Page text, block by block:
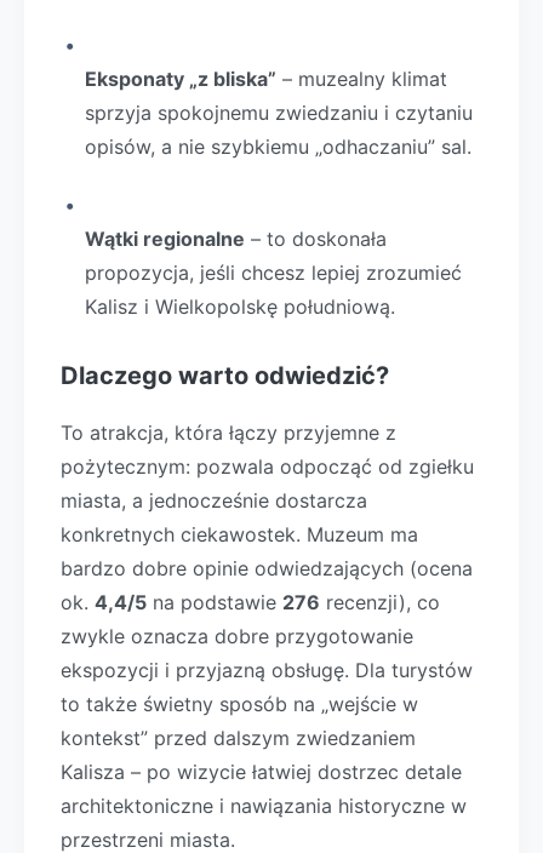
Eksponaty „z bliska” – muzealny klimat
sprzyja spokojnemu zwiedzaniu i czytaniu
opisów, a nie szybkiemu „odhaczaniu” sal.
Wątki regionalne – to doskonała
propozycja, jeśli chcesz lepiej zrozumieć
Kalisz i Wielkopolskę południową.
Dlaczego warto odwiedzić?
To atrakcja, która łączy przyjemne z
pożytecznym: pozwala odpocząć od zgiełku
miasta, a jednocześnie dostarcza
konkretnych ciekawostek. Muzeum ma
bardzo dobre opinie odwiedzających (ocena
ok. 4,4/5 na podstawie 276 recenzji), co
zwykle oznacza dobre przygotowanie
ekspozycji i przyjazną obsługę. Dla turystów
to także świetny sposób na „wejście w
kontekst” przed dalszym zwiedzaniem
Kalisza – po wizycie łatwiej dostrzec detale
architektoniczne i nawiązania historyczne w
przestrzeni miasta.